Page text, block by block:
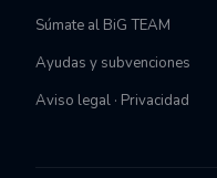
Súmate al BiG TEAM
Ayudas y subvenciones
Aviso legal · Privacidad